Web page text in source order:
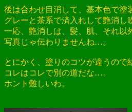
後は合わせ目消して、基本色で塗
グレーと茶系で済入れして艶消し
一応、艶消しは、髪、肌、それ以
写真じゃ伝わりませんね…。
とにかく、塗りのコツが違うの
コレはコレで別の道だな…。
ホント難しいわ。